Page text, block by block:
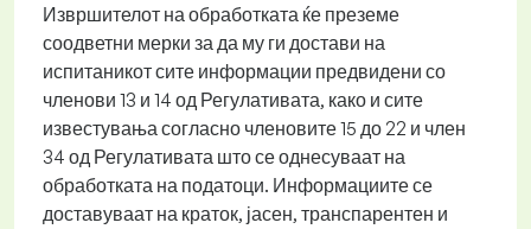
Извршителот на обработката ќе преземе
соодветни мерки за да му ги достави на
испитаникот сите информации предвидени со
членови 13 и 14 од Регулативата, како и сите
известувања согласно членовите 15 до 22 и член
34 од Регулативата што се однесуваат на
обработката на податоци. Информациите се
доставуваат на краток, јасен, транспарентен и